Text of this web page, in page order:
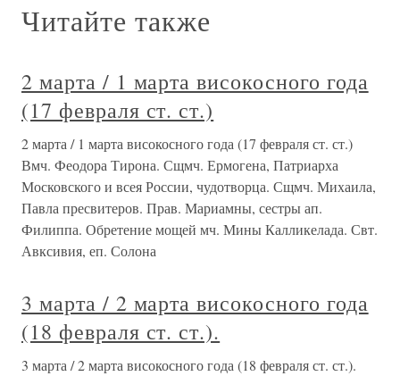
Читайте также
2 марта / 1 марта високосного года
(17 февраля ст. ст.)
2 марта / 1 марта високосного года (17 февраля ст. ст.)
Вмч. Феодора Тирона. Сщмч. Ермогена, Патриарха
Московского и всея России, чудотворца. Сщмч. Михаила,
Павла пресвитеров. Прав. Мариамны, сестры ап.
Филиппа. Обретение мощей мч. Мины Калликелада. Свт.
Авксивия, еп. Солона
3 марта / 2 марта високосного года
(18 февраля ст. ст.).
3 марта / 2 марта високосного года (18 февраля ст. ст.).